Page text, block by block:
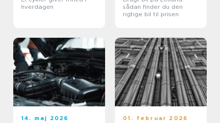
hverdagen
sådan finder du den
rigtige bil til prisen
14. maj 2026 01. februar 2026